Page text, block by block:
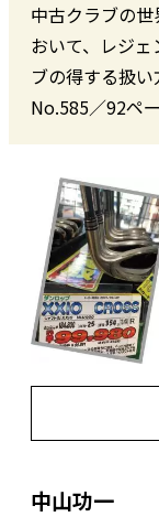
中古クラブの
おいて、レジ
ブの得する扱
No.585／92ペ
中山功一